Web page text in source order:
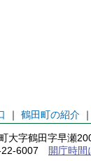
｜ 鶴田町の紹介 ｜
字鶴田字早瀬
22-6007
開庁時間